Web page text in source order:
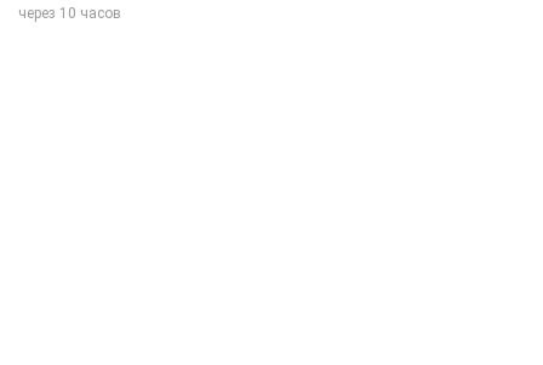
через 10 часов